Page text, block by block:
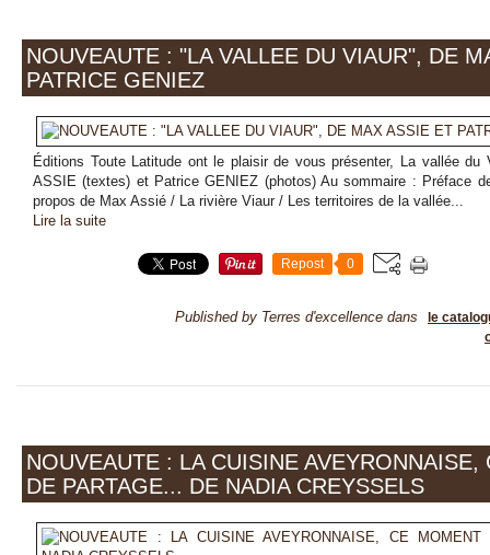
NOUVEAUTE : "LA VALLEE DU VIAUR", DE
PATRICE GENIEZ
Éditions Toute Latitude ont le plaisir de vous présenter, La vallée du
ASSIE (textes) et Patrice GENIEZ (photos) Au sommaire : Préface
propos de Max Assié / La rivière Viaur / Les territoires de la vallée...
Lire la suite
Repost 0
Published by Terres d'excellence dans
le
NOUVEAUTE : LA CUISINE AVEYRONNAISE,
DE PARTAGE... DE NADIA CREYSSELS